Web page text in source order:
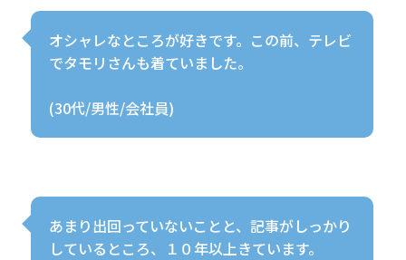
オシャレなところが好きです。この前、テレビ
でタモリさんも着ていました。
(30代/男性/会社員)
あまり出回っていないことと、記事がしっかり
しているところ、１０年以上きています。